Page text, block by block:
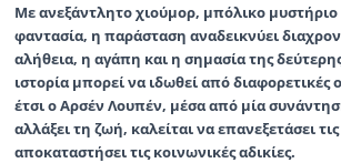
Με ανεξάντλητο χιούμορ, μπόλικο
φαντασία, η παράσταση αναδεικνύει
αλήθεια, η αγάπη και η σημασία της
ιστορία μπορεί να ιδωθεί από διαφορετικές
έτσι ο Αρσέν Λουπέν, μέσα από μία
αλλάξει τη ζωή, καλείται να επανεξετάσει τις
αποκαταστήσει τις κοινωνικές αδικίες.